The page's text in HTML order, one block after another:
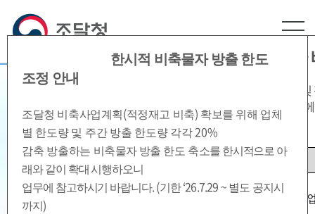
민생안정과 경제 재도약,
공공조달 비축물자가
함께 가겠습니다.
혁신·수출기업 및 강소기업 방출한도량 추
조달청 비축사업계획(적정재고 비축) 확보를 위해 혁신·수출기업 및
감축 조정을 비축물자 전체에 대하여 아래와 같이 시행하오니
업무
('26.7.29~별도 공지시까지)
품목
현재 방출한도량
알루미늄, 구리,
납, 아연, 주석,
업체별 주간 판매 한도량의
한시적 비축물자 방출 한도
조정 안내
조달청 비축사업계획(적정재고 비축) 확보를 위해 업체
별 한도량 및 주간 방출 한도량 각각 20%
감축 방출하는 비축물자 방출 한도 축소를 한시적으로 아
래와 같이 확대 시행하오니
업무에 참고하시기 바랍니다.(기한‘26.7.29 ~ 별도 공지시
까지 )